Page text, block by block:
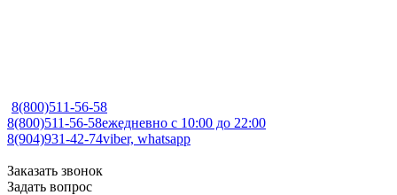
8(800)511-56-58
8(800)511-56-58ежедневно с 10:00 до 22:00
8(904)931-42-74viber, whatsapp
Заказать звонок
Задать вопрос